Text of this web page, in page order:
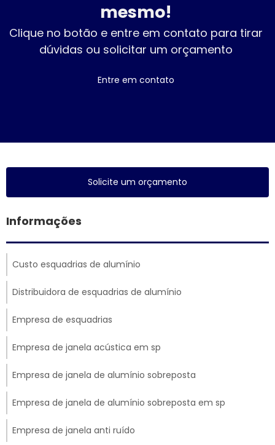
mesmo!
Clique no botão e entre em contato para tirar
dúvidas ou solicitar um orçamento
Entre em contato
Solicite um orçamento
Informações
Custo esquadrias de alumínio
Distribuidora de esquadrias de alumínio
Empresa de esquadrias
Empresa de janela acústica em sp
Empresa de janela de alumínio sobreposta
Empresa de janela de alumínio sobreposta em sp
Empresa de janela anti ruído